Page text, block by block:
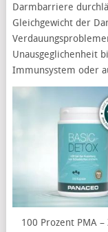
Darmbarriere
Gleichgewicht der
Unausgeglichenheit
Immunsystem oder
100 Prozent PMA